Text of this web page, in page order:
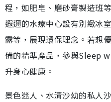
程，如肥皂、磨砂膏製造班
遐邇的水療中心設有別緻冰
露等，展現環保理念。若想
備的精準產品，參與Sleep
升身心健康。
景色迷人、水清沙幼的私人